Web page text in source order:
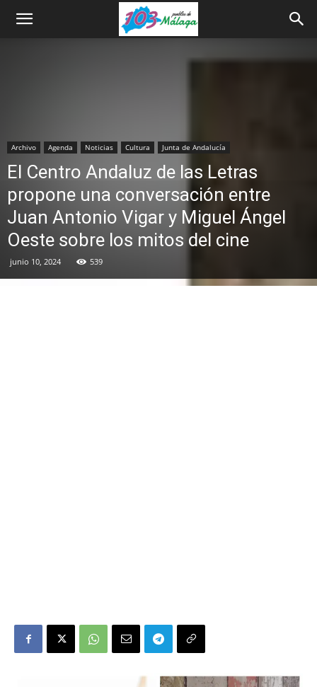
Archivo Agenda Noticias Cultura Junta de Andalucía
El Centro Andaluz de las Letras
propone una conversación entre
Juan Antonio Vigar y Miguel Ángel
Oeste sobre los mitos del cine
junio 10, 2024 539